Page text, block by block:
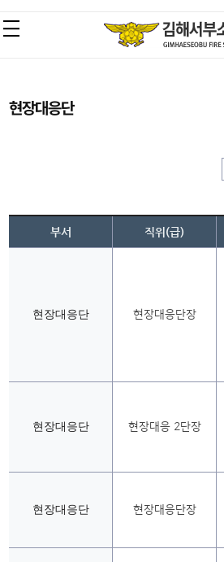
현장대응단
부서 직위(급)
현장대응단 현장대응단장
현장대응단 현장대응 2단장
현장대응단 현장대응단장